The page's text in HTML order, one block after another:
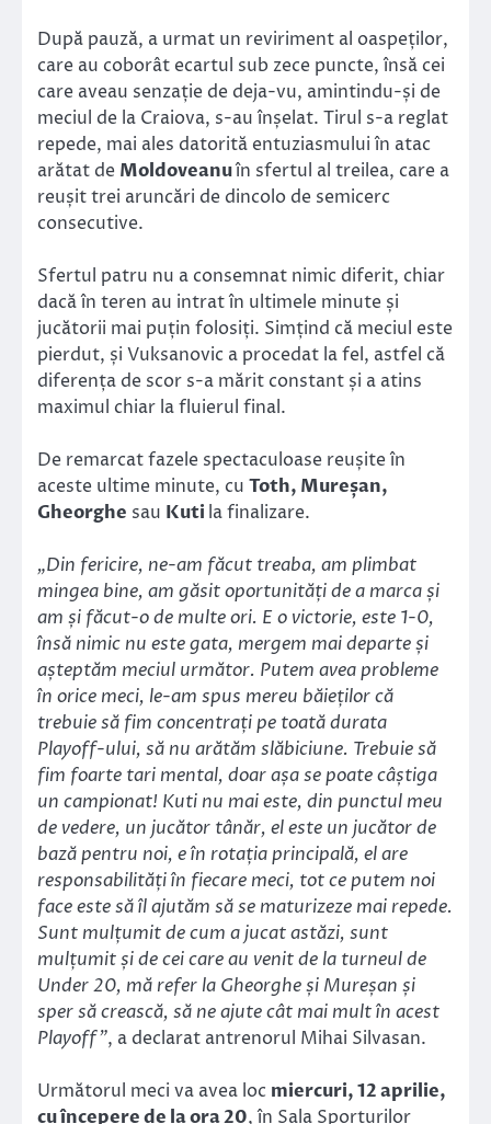
După pauză, a urmat un reviriment al oaspeților,
care au coborât ecartul sub zece puncte, însă cei
care aveau senzație de deja-vu, amintindu-și de
meciul de la Craiova, s-au înșelat. Tirul s-a reglat
repede, mai ales datorită entuziasmului în atac
arătat de Moldoveanuîn sfertul al treilea, care a
reușit trei aruncări de dincolo de semicerc
consecutive.
Sfertul patru nu a consemnat nimic diferit, chiar
dacă în teren au intrat în ultimele minute și
jucătorii mai puțin folosiți. Simțind că meciul este
pierdut, și Vuksanovic a procedat la fel, astfel că
diferența de scor s-a mărit constant și a atins
maximul chiar la fluierul final.
De remarcat fazele spectaculoase reușite în
aceste ultime minute, cu Toth, Mureșan,
Gheorghe sau Kuti la finalizare.
„Din fericire, ne-am făcut treaba, am plimbat
mingea bine, am găsit oportunități de a marca și
am și făcut-o de multe ori. E o victorie, este 1-0,
însă nimic nu este gata, mergem mai departe și
așteptăm meciul următor. Putem avea probleme
în orice meci, le-am spus mereu băieților că
trebuie să fim concentrați pe toată durata
Playoff-ului, să nu arătăm slăbiciune. Trebuie să
fim foarte tari mental, doar așa se poate câștiga
un campionat! Kuti nu mai este, din punctul meu
de vedere, un jucător tânăr, el este un jucător de
bază pentru noi, e în rotația principală, el are
responsabilități în fiecare meci, tot ce putem noi
face este să îl ajutăm să se maturizeze mai repede.
Sunt mulțumit de cum a jucat astăzi, sunt
mulțumit și de cei care au venit de la turneul de
Under 20, mă refer la Gheorghe și Mureșan și
sper să crească, să ne ajute cât mai mult în acest
Playoff”, a declarat antrenorul Mihai Silvasan.
Următorul meci va avea loc miercuri, 12 aprilie,
cu începere de la ora 20, în Sala Sporturilor